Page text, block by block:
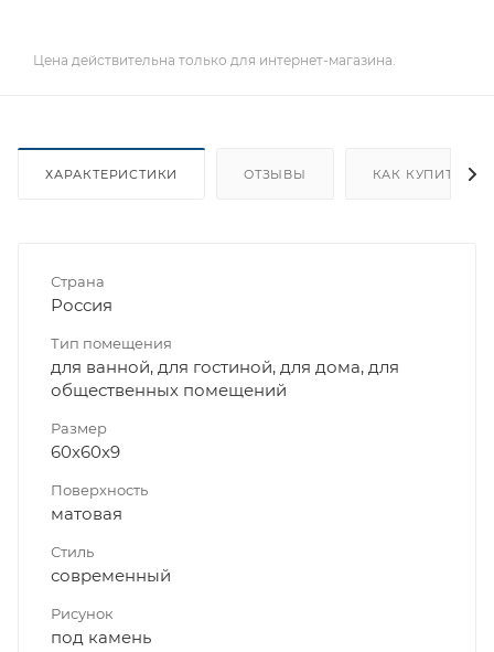
Цена действительна только для интернет-магазина.
ХАРАКТЕРИСТИКИ ОТЗЫВЫ КАК КУПИТЬ
Страна
Россия
Тип помещения
для ванной, для гостиной, для дома, для
общественных помещений
Размер
60x60x9
Поверхность
матовая
Стиль
современный
Рисунок
под камень